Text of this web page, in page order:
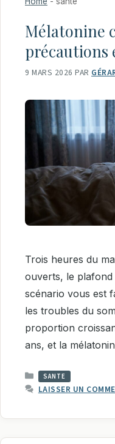
Mélatonine
précautions
9 MARS 2026 PAR
Trois heures du
ouverts, le
scénario vous est
les troubles du
proportion
ans, et la
CATÉGORIES
SANTE
LAISSER UN